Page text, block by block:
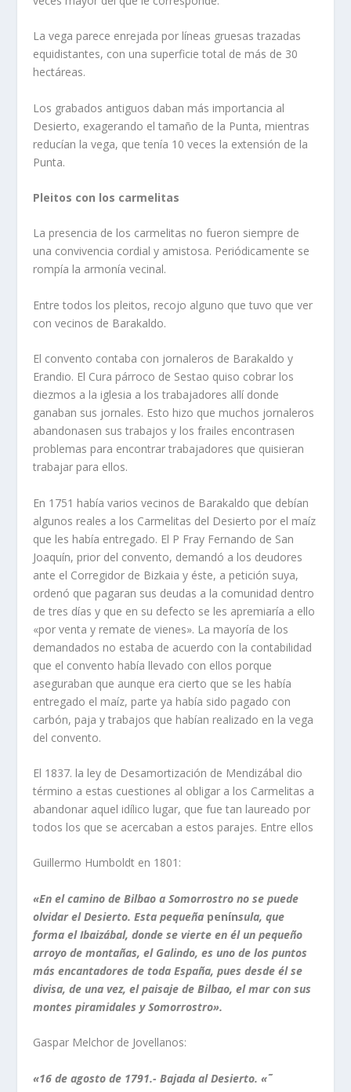
La vega parece enrejada por lí­neas gruesas traza­das
equidistantes, con una superficie total de más de 30
hectáreas.
Los grabados antiguos daban más importancia al
Desierto, exagerando el tamaño de la Punta, mien­tras
reducí­an la vega, que tení­a 10 veces la exten­sión de la
Punta.
Pleitos con los carmelitas
La presencia de los carmelitas no fueron siempre de
una convivencia cordial y amistosa. Periódica­mente se
rompí­a la armoní­a vecinal.
Entre todos los pleitos, recojo alguno que tuvo que ver
con vecinos de Barakaldo.
El convento contaba con jornaleros de Barakaldo y
Erandio. El Cura párroco de Sestao quiso cobrar los
diezmos a la iglesia a los trabajadores allí­ donde
ganaban sus jornales. Esto hizo que muchos jorna­leros
abandonasen sus trabajos y los frailes encon­trasen
problemas para encontrar trabajadores que quisieran
trabajar para ellos.
En 1751 habí­a varios vecinos de Barakaldo que debí­an
algunos reales a los Carmelitas del Desierto por el maí­z
que les habí­a entregado. El P Fray Fer­nando de San
Joaquí­n, prior del convento, deman­dó a los deudores
ante el Corregidor de Bizkaia y éste, a petición suya,
ordenó que pagaran sus deu­das a la comunidad dentro
de tres dí­as y que en su defecto se les apremiarí­a a ello
«por venta y remate de vienes». La mayorí­a de los
demandados no es­taba de acuerdo con la contabilidad
que el conven­to habí­a llevado con ellos porque
aseguraban que aunque era cierto que se les habí­a
entregado el maí­z, parte ya habí­a sido pagado con
carbón, paja y trabajos que habí­an realizado en la vega
del con­vento.
El 1837. la ley de Desamortización de Mendizábal dio
término a estas cuestiones al obligar a los Car­melitas a
abandonar aquel idí­lico lugar, que fue tan laureado por
todos los que se acercaban a estos parajes. Entre ellos
Guillermo Humboldt en 1801:
«En el camino de Bilbao a Somorrostro no se puede
olvidar el Desierto. Esta pequeña pení­n­sula, que
forma el Ibaizábal, donde se vierte en él un pequeño
arroyo de montañas, el Galindo, es uno de los puntos
más encantado­res de toda España, pues desde él se
divisa, de una vez, el paisaje de Bilbao, el mar con sus
montes piramidales y Somorrostro».
Gaspar Melchor de Jovellanos:
«16 de agosto de 1791.- Bajada al Desierto. «˜